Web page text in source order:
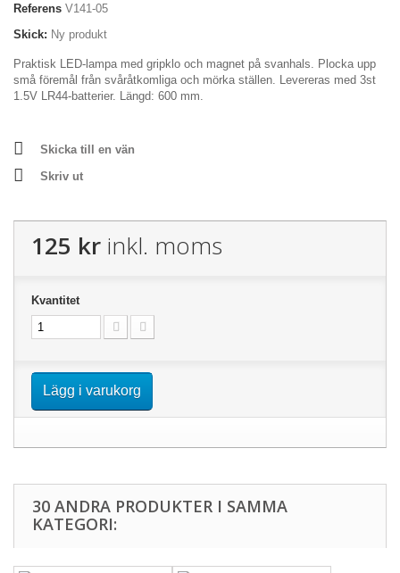
Referens V141-05
Skick: Ny produkt
Praktisk LED-lampa med gripklo och magnet på svanhals. Plocka upp
små föremål från svåråtkomliga och mörka ställen. Levereras med 3st
1.5V LR44-batterier. Längd: 600 mm.
Skicka till en vän
Skriv ut
125 kr inkl. moms
Kvantitet
Lägg i varukorg
30 ANDRA PRODUKTER I SAMMA
KATEGORI: